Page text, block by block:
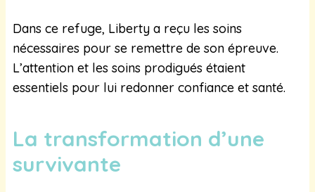
Dans ce refuge, Liberty a reçu les soins
nécessaires pour se remettre de son épreuve.
L’attention et les soins prodigués étaient
essentiels pour lui redonner confiance et santé.
La transformation d’une
survivante